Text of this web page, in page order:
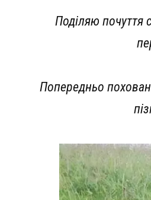
Поділяю почуття
Попередньо